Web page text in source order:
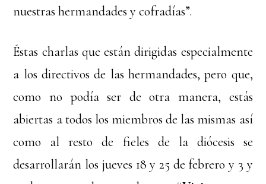
nuestras hermandades y cofradías”.
Éstas charlas que están dirigidas especialmente
a los directivos de las hermandades, pero que,
como no podía ser de otra manera, estás
abiertas a todos los miembros de las mismas así
como al resto de fieles de la diócesis se
desarrollarán los jueves 18 y 25 de febrero y 3 y